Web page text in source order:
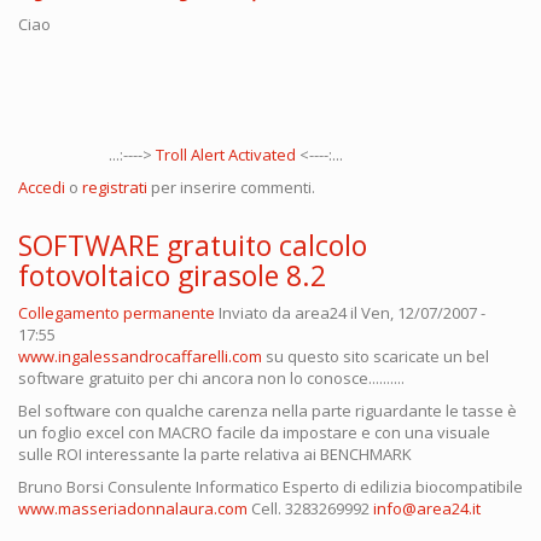
Ciao
...:----> Troll Alert Activated <----:...
Accedi o registrati per inserire commenti.
SOFTWARE gratuito calcolo
fotovoltaico girasole 8.2
Collegamento permanente Inviato da area24il Ven, 12/07/2007 -
17:55
www.ingalessandrocaffarelli.com su questo sito scaricate un bel
software gratuito per chi ancora non lo conosce..........
Bel software con qualche carenza nella parte riguardante le tasse è
un foglio excel con MACRO facile da impostare e con una visuale
sulle ROI interessante la parte relativa ai BENCHMARK
Bruno Borsi Consulente Informatico Esperto di edilizia biocompatibile
www.masseriadonnalaura.com Cell. 3283269992 info@area24.it